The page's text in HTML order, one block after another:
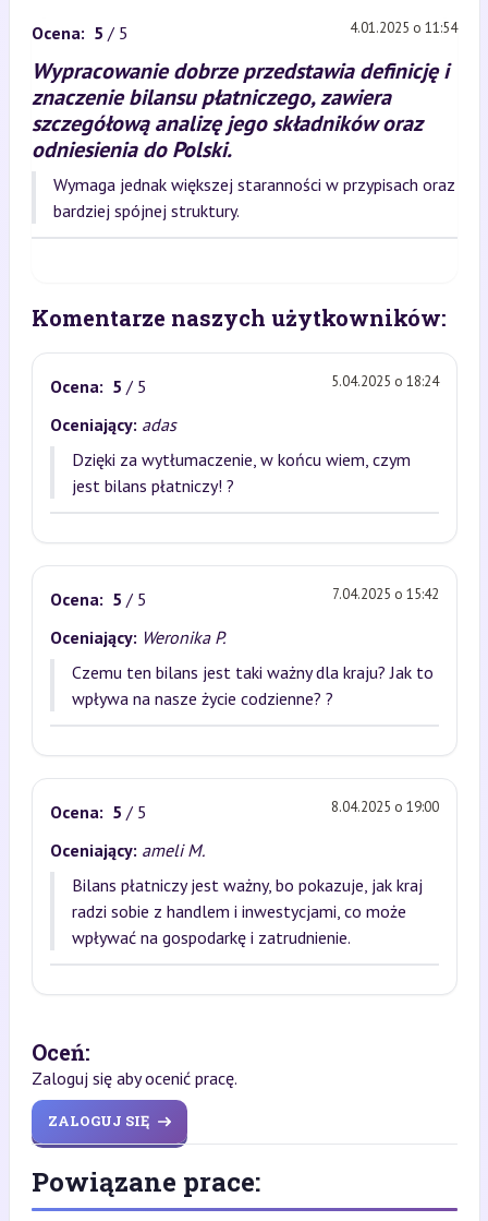
Ocena: 5 / 5 4.01.2025 o 11:54
Wypracowanie dobrze przedstawia definicję i
znaczenie bilansu płatniczego, zawiera
szczegółową analizę jego składników oraz
odniesienia do Polski.
Wymaga jednak większej staranności w przypisach oraz
bardziej spójnej struktury.
Komentarze naszych użytkowników:
Ocena: 5 / 5 5.04.2025 o 18:24
Oceniający: adas
Dzięki za wytłumaczenie, w końcu wiem, czym
jest bilans płatniczy! ?
Ocena: 5 / 5 7.04.2025 o 15:42
Oceniający: Weronika P.
Czemu ten bilans jest taki ważny dla kraju? Jak to
wpływa na nasze życie codzienne? ?
Ocena: 5 / 5 8.04.2025 o 19:00
Oceniający: ameli M.
Bilans płatniczy jest ważny, bo pokazuje, jak kraj
radzi sobie z handlem i inwestycjami, co może
wpływać na gospodarkę i zatrudnienie.
Oceń:
Zaloguj się aby ocenić pracę.
ZALOGUJ SIĘ
Powiązane prace: